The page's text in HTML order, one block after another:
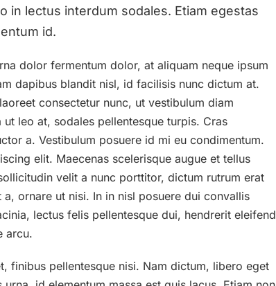
in lectus interdum sodales. Etiam egestas
id.
dolor fermentum dolor, at aliquam neque ipsum
dapibus blandit nisl, id facilisis nunc dictum at.
consectetur nunc, ut vestibulum diam
leo at, sodales pellentesque turpis. Cras
a. Vestibulum posuere id mi eu condimentum.
elit. Maecenas scelerisque augue et tellus
velit a nunc porttitor, dictum rutrum erat
ornare ut nisi. In in nisl posuere dui convallis
lectus felis pellentesque dui, hendrerit eleifend
arcu.
finibus pellentesque nisi. Nam dictum, libero eget